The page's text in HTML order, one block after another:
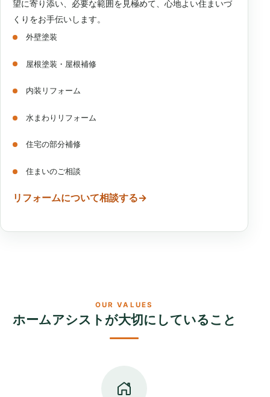
望に寄り添い、必要な範囲を見極めて、心地よい住まいづ
くりをお手伝いします。
外壁塗装
屋根塗装・屋根補修
内装リフォーム
水まわりリフォーム
住宅の部分補修
住まいのご相談
リフォームについて相談する→
OUR VALUES
ホームアシストが大切にしていること